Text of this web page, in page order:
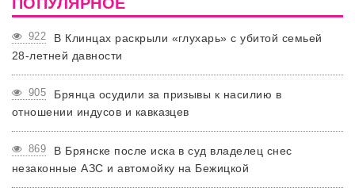
922
В Клинцах раскрыли «глухарь» с убитой семьей
28-летней давности
905
Брянца осудили за призывы к насилию в
отношении индусов и кавказцев
869
В Брянске после иска в суд владелец снес
незаконные АЗС и автомойку на Бежицкой